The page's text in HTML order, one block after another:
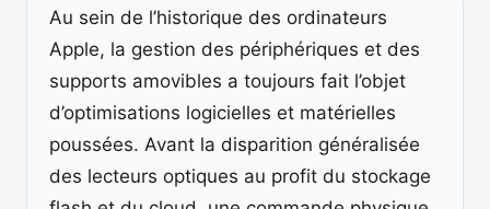
Au sein de l’historique des ordinateurs
Apple, la gestion des périphériques et des
supports amovibles a toujours fait l’objet
d’optimisations logicielles et matérielles
poussées. Avant la disparition généralisée
des lecteurs optiques au profit du stockage